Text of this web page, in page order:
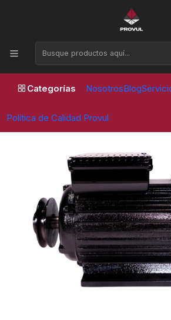
Categorías NosotrosBlog
Política de Calidad Provul
Horario de atención Lunes a Viernes
Inicio Compresores